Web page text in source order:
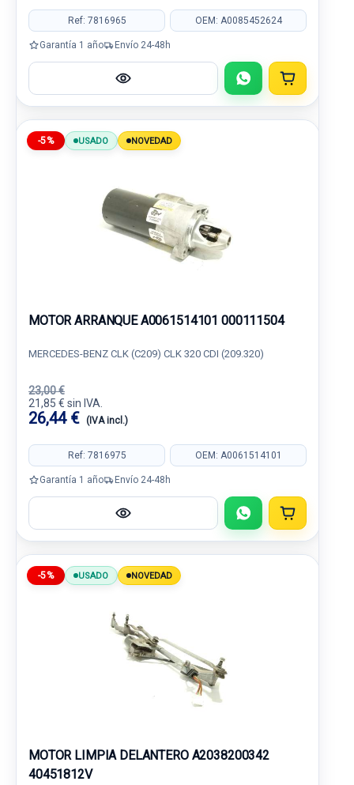
Ref: 7816965 OEM: A0085452624
Garantía 1 año Envío 24-48h
-5% USADO NOVEDAD
MOTOR ARRANQUE A0061514101 000111504
MERCEDES-BENZ CLK (C209) CLK 320 CDI (209.320)
23,00 €
21,85 € sin IVA.
26,44 € (IVA incl.)
Ref: 7816975 OEM: A0061514101
Garantía 1 año Envío 24-48h
-5% USADO NOVEDAD
MOTOR LIMPIA DELANTERO A2038200342
40451812V